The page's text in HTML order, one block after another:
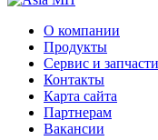
О компании
Продукты
Сервис и запчасти
Контакты
Карта сайта
Партнерам
Вакансии